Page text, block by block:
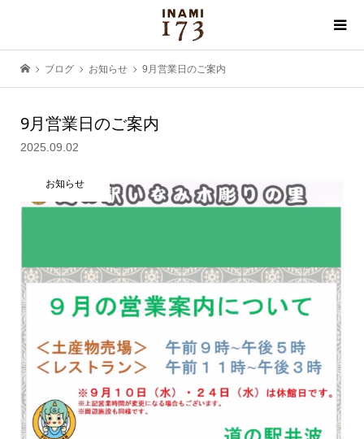
ブログ お知らせ 9月営業日のご案内
9月営業日のご案内
2025.09.02
お知らせ